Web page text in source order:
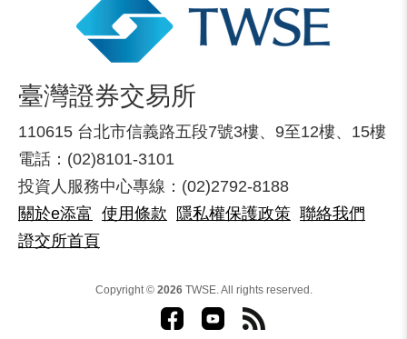
臺灣證券交易所
110615 台北市信義路五段7號3樓、9至12樓、15樓
電話：(02)8101-3101
投資人服務中心專線：(02)2792-8188
關於e添富 使用條款 隱私權保護政策 聯絡我們
證交所首頁
Copyright © 2026TWSE. All rights reserved.